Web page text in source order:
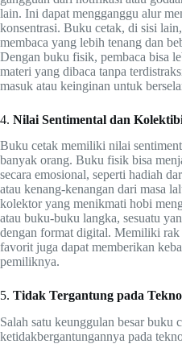
lain. Ini dapat mengganggu alur
konsentrasi. Buku cetak, di sisi
membaca yang lebih tenang dan
Dengan buku fisik, pembaca bisa
materi yang dibaca tanpa
masuk atau keinginan untuk
4. Nilai Sentimental dan
Buku cetak memiliki nilai
banyak orang. Buku fisik bisa
secara emosional, seperti hadiah
atau kenang-kenangan dari masa
kolektor yang menikmati hobi
atau buku-buku langka, sesuatu
dengan format digital. Memiliki
favorit juga dapat memberikan
pemiliknya.
5. Tidak Tergantung pada
Salah satu keunggulan besar buku
ketidakbergantungannya pada